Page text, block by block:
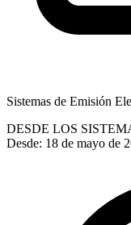
Sistemas de Emisión
DESDE LOS
Desde: 18 de mayo de